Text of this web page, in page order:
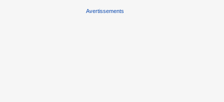
Avertissements